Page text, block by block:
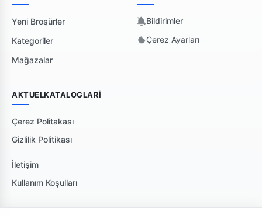
Yeni Broşürler
Kategoriler
Mağazalar
Bildirimler
Çerez Ayarları
AKTUELKATALOGLARI
Çerez Politakası
Gizlilik Politikası
İletişim
Kullanım Koşulları